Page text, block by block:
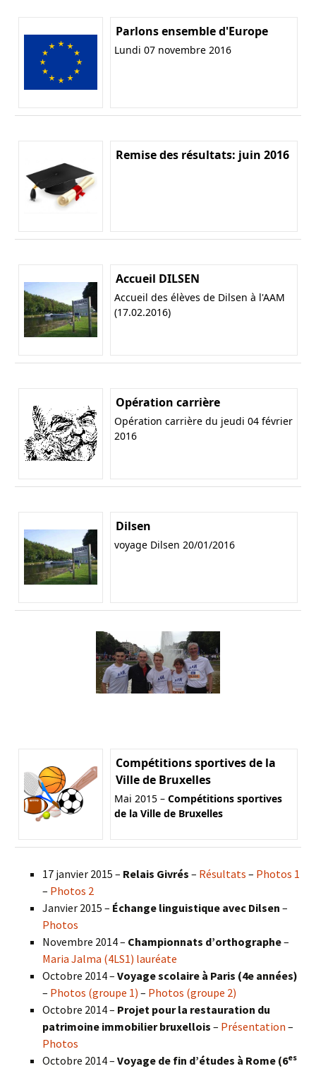
Parlons ensemble d'Europe
Lundi 07 novembre 2016
Remise des résultats: juin 2016
Accueil DILSEN
Accueil des élèves de Dilsen à l'AAM
(17.02.2016)
Opération carrière
Opération carrière du jeudi 04 février
2016
Dilsen
voyage Dilsen 20/01/2016
Compétitions sportives de la
Ville de Bruxelles
Mai 2015 – Compétitions sportives
de la Ville de Bruxelles
17 janvier 2015 – Relais Givrés – Résultats – Photos 1
– Photos 2
Janvier 2015 – Échange linguistique avec Dilsen –
Photos
Novembre 2014 – Championnats d’orthographe–
Maria Jalma (4LS1) lauréate
Octobre 2014 – Voyage scolaire à Paris (4e années)
– Photos (groupe 1) – Photos (groupe 2)
Octobre 2014 – Projet pour la restauration du
patrimoine immobilier bruxellois – Présentation –
Photos
Octobre 2014 – Voyage de fin d’études à Rome (6es